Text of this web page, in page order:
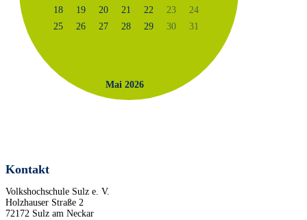
18
19 20 21 22 23
24
25
26 27 28 29 30 31
Mai 2026
Kontakt
Volkshochschule Sulz e. V.
Holzhauser Straße 2
72172 Sulz am Neckar